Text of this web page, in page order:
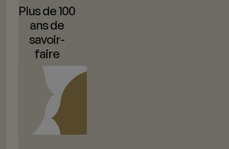
Plus de 100
ans de
savoir-
faire